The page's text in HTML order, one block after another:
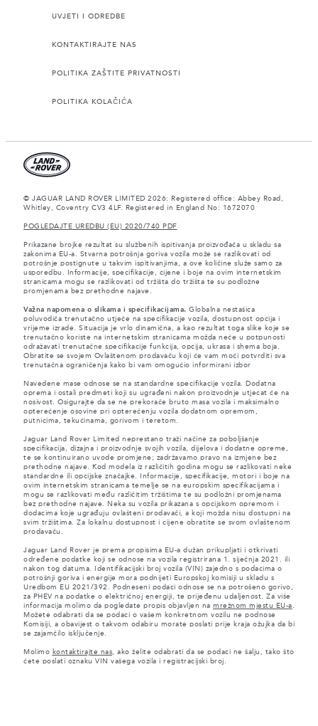
UVJETI I ODREDBE
KONTAKTIRAJTE NAS
POLITIKA ZAŠTITE PRIVATNOSTI
POLITIKA KOLAČIĆA
© JAGUAR LAND ROVER LIMITED 2026: Registered office: Abbey Road,
Whitley, Coventry CV3 4LF. Registered in England No: 1672070
POGLEDAJTE UREDBU (EU) 2020/740 PDF
Prikazane brojke rezultat su službenih ispitivanja proizvođača u skladu sa
zakonima EU-a. Stvarna potrošnja goriva vozila može se razlikovati od
potrošnje postignute u takvim ispitivanjima, a ove količine služe samo za
usporedbu. Informacije, specifikacije, cijene i boje na ovim internetskim
stranicama mogu se razlikovati od tržišta do tržišta te su podložne
promjenama bez prethodne najave.
Važna napomena o slikama i specifikacijama. Globalna nestašica
poluvodiča trenutačno utječe na specifikacije vozila, dostupnost opcija i
vrijeme izrade. Situacija je vrlo dinamična, a kao rezultat toga slike koje se
trenutačno koriste na internetskim stranicama možda neće u potpunosti
odražavati trenutačne specifikacije funkcija, opcija, ukrasa i shema boja.
Obratite se svojem Ovlaštenom prodavaču koji će vam moći potvrditi sva
trenutačna ograničenja kako bi vam omogućio informirani izbor
Navedene mase odnose se na standardne specifikacije vozila. Dodatna
oprema i ostali predmeti koji su ugrađeni nakon proizvodnje utjecat će na
nosivost. Osigurajte da se ne prekorače bruto masa vozila i maksimalno
opterećenje osovine pri opterećenju vozila dodatnom opremom,
putnicima, tekućinama, gorivom i teretom.
Jaguar Land Rover Limited neprestano traži načine za poboljšanje
specifikacija, dizajna i proizvodnje svojih vozila, dijelova i dodatne opreme,
te se kontinuirano uvode promjene; zadržavamo pravo na izmjene bez
prethodne najave. Kod modela iz različitih godina mogu se razlikovati neke
standardne ili opcijske značajke. Informacije, specifikacije, motori i boje na
ovim internetskim stranicama temelje se na europskim specifikacijama i
mogu se razlikovati među različitim tržištima te su podložni promjenama
bez prethodne najave. Neka su vozila prikazana s opcijskom opremom i
dodacima koje ugrađuju ovlašteni prodavači, a koji možda nisu dostupni na
svim tržištima. Za lokalnu dostupnost i cijene obratite se svom ovlaštenom
prodavaču.
Jaguar Land Rover je prema propisima EU-a dužan prikupljati i otkrivati
određene podatke koji se odnose na vozila registrirana 1. siječnja 2021. ili
nakon tog datuma. Identifikacijski broj vozila (VIN) zajedno s podacima o
potrošnji goriva i energije mora podnijeti Europskoj komisiji u skladu s
Uredbom EU 2021/392. Podneseni podaci odnose se na potrošeno gorivo,
za PHEV na podatke o električnoj energiji, te prijeđenu udaljenost. Za više
informacija molimo da pogledate propis objavljen na mrežnom mjestu EU-a .
Možete odabrati da se podaci o vašem konkretnom vozilu ne podnose
Komisiji, a obavijest o takvom odabiru morate poslati prije kraja ožujka da bi
se zajamčilo isključenje.
Molimo kontaktirajte nas, ako želite odabrati da se podaci ne šalju, tako što
ćete poslati oznaku VIN vašega vozila i registracijski broj.